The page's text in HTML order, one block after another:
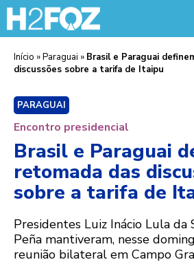
Início »Paraguai » Brasil e Paraguai
discussões sobre a tarifa de Itaipu
PARAGUAI
Encontro presidencial
Brasil e Paraguai
retomada das
sobre a tarifa de
Presidentes Luiz Inácio Lula da
Peña mantiveram, nesse
reunião bilateral em Campo